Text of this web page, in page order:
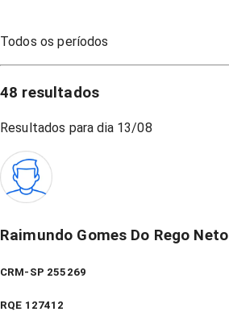
Todos os períodos
48 resultados
Resultados para dia 13/08
Raimundo Gomes Do Rego Neto
CRM-SP 255269
RQE 127412